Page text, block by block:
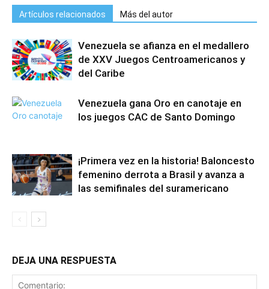
Artículos relacionados Más del autor
Venezuela se afianza en el medallero
de XXV Juegos Centroamericanos y
del Caribe
Venezuela gana Oro en canotaje en
los juegos CAC de Santo Domingo
¡Primera vez en la historia! Baloncesto
femenino derrota a Brasil y avanza a
las semifinales del suramericano
DEJA UNA RESPUESTA